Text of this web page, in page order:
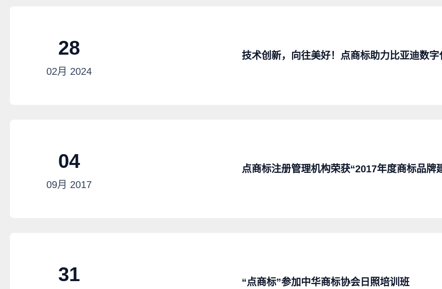
28
02月 2024
技术创新，向往美好！点商标助力比亚迪数字
04
09月 2017
点商标注册管理机构荣获“2017年度商标品牌
31 “点商标”参加中华商标协会日照培训班